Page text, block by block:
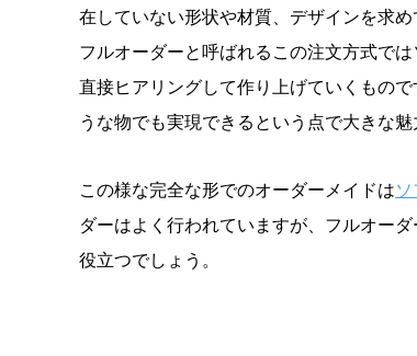
在していない形状や材質、デザインを求
フルオーダーと呼ばれるこの注文方式で
直接ヒアリングして作り上げていくもの
うな物でも実現できるという点で大きな魅
この様な完全な形でのオーダーメイドは
ダーはよく行われていますが、フルオー
役立つでしょう。